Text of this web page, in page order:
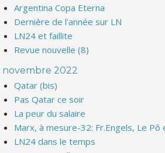
Argentina Copa Eterna
Dernière de l'année sur LN
LN24 et faillite
Revue nouvelle (8)
novembre 2022
Qatar (bis)
Pas Qatar ce soir
La peur du salaire
Marx, à mesure-32: Fr.Engels, Le Pô
LN24 dans le temps